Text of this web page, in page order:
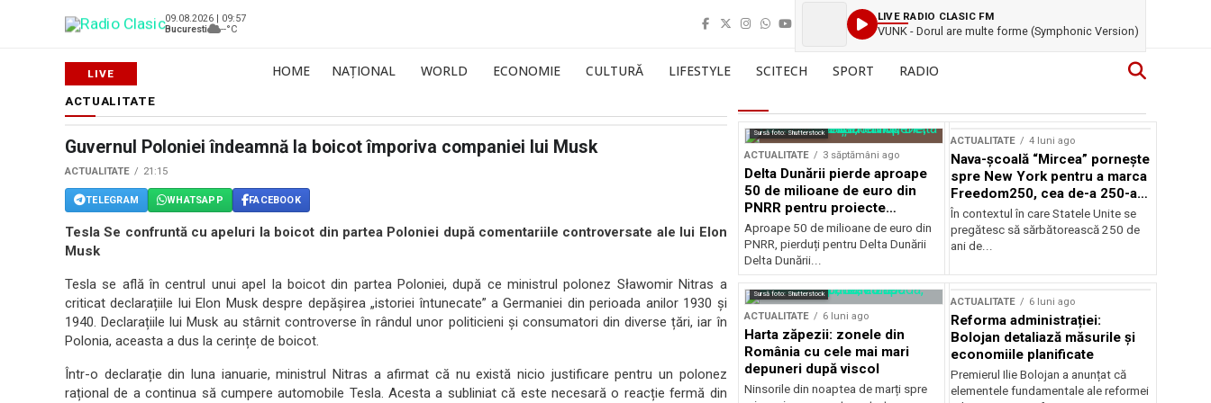
09.08.2026 | 09:57
Bucuresti
--°C
LIVE RADIO CLASIC FM
VUNK - Dorul are multe forme (Symphonic Version)
HOME NAȚIONAL WORLD ECONOMIE CULTURĂ LIFESTYLE SCITECH SPORT RADIO
ACTUALITATE
Guvernul Poloniei îndeamnă la boicot împoriva companiei lui Musk
ACTUALITATE 21:15
TELEGRAM WHATSAPP FACEBOOK
Tesla Se confruntă cu apeluri la boicot din partea Poloniei după comentariile controversate ale lui Elon
Musk
Tesla se află în centrul unui apel la boicot din partea Poloniei, după ce ministrul polonez Sławomir Nitras a
criticat declarațiile lui Elon Musk despre depășirea „istoriei întunecate” a Germaniei din perioada anilor 1930 și
1940. Declarațiile lui Musk au stârnit controverse în rândul unor politicieni și consumatori din diverse țări, iar în
Polonia, aceasta a dus la cerințe de boicot.
Într-o declarație din luna ianuarie, ministrul Nitras a afirmat că nu există nicio justificare pentru un polonez
rațional de a continua să cumpere automobile Tesla. Acesta a subliniat că este necesară o reacție fermă din
Sursă foto: Shutterstock
ACTUALITATE 3 săptămâni ago
Delta Dunării pierde aproape
50 de milioane de euro din
PNRR pentru proiecte
esențiale
Aproape 50 de milioane de euro din
PNRR, pierduți pentru Delta Dunării
Delta Dunării...
ACTUALITATE 4 luni ago
Nava-școală “Mircea” pornește
spre New York pentru a marca
Freedom250, cea de-a 250-a
aniversare a Statelor Unite
În contextul în care Statele Unite se
pregătesc să sărbătorească 250 de
ani de...
Sursă foto: Shutterstock
ACTUALITATE 6 luni ago
Harta zăpezii: zonele din
România cu cele mai mari
depuneri după viscol
Ninsorile din noaptea de marți spre
ACTUALITATE 6 luni ago
Reforma administrației:
Bolojan detaliază măsurile și
economiile planificate
Premierul Ilie Bolojan a anunțat că
elementele fundamentale ale reformei